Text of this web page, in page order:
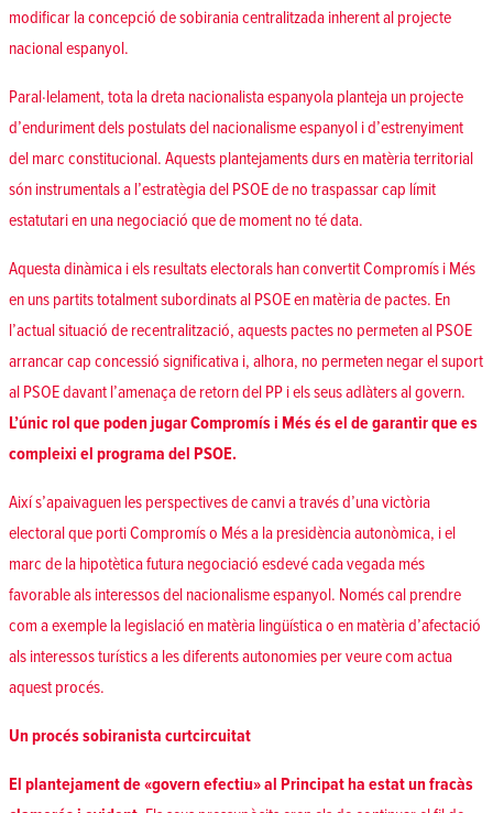
modificar la concepció de sobirania centralitzada inherent al projecte
nacional espanyol.
Paral·lelament, tota la dreta nacionalista espanyola planteja un projecte
d’enduriment dels postulats del nacionalisme espanyol i d’estrenyiment
del marc constitucional. Aquests plantejaments durs en matèria territorial
són instrumentals a l’estratègia del PSOE de no traspassar cap límit
estatutari en una negociació que de moment no té data.
Aquesta dinàmica i els resultats electorals han convertit Compromís i Més
en uns partits totalment subordinats al PSOE en matèria de pactes. En
l’actual situació de recentralització, aquests pactes no permeten al PSOE
arrancar cap concessió significativa i, alhora, no permeten negar el suport
al PSOE davant l’amenaça de retorn del PP i els seus adlàters al govern.
L’únic rol que poden jugar Compromís i Més és el de garantir que es
compleixi el programa del PSOE.
Així s’apaivaguen les perspectives de canvi a través d’una victòria
electoral que porti Compromís o Més a la presidència autonòmica, i el
marc de la hipotètica futura negociació esdevé cada vegada més
favorable als interessos del nacionalisme espanyol. Només cal prendre
com a exemple la legislació en matèria lingüística o en matèria d’afectació
als interessos turístics a les diferents autonomies per veure com actua
aquest procés.
Un procés sobiranista curtcircuitat
El plantejament de «govern efectiu» al Principat ha estat un fracàs